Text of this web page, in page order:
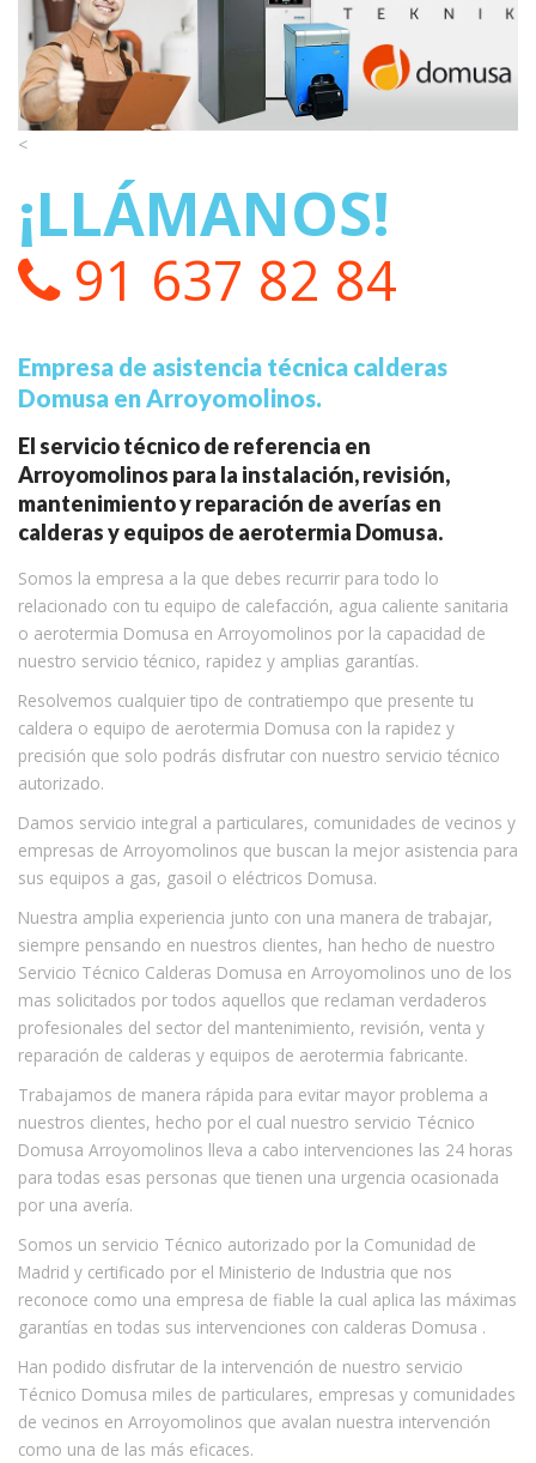
<
¡LLÁMANOS!
91 637 82 84
Empresa de asistencia técnica calderas
Domusa en Arroyomolinos.
El servicio técnico de referencia en
Arroyomolinos para la instalación, revisión,
mantenimiento y reparación de averías en
calderas y equipos de aerotermia Domusa.
Somos la empresa a la que debes recurrir para todo lo
relacionado con tu equipo de calefacción, agua caliente sanitaria
o aerotermia Domusa en Arroyomolinos por la capacidad de
nuestro servicio técnico, rapidez y amplias garantías.
Resolvemos cualquier tipo de contratiempo que presente tu
caldera o equipo de aerotermia Domusa con la rapidez y
precisión que solo podrás disfrutar con nuestro servicio técnico
autorizado.
Damos servicio integral a particulares, comunidades de vecinos y
empresas de Arroyomolinos que buscan la mejor asistencia para
sus equipos a gas, gasoil o eléctricos Domusa.
Nuestra amplia experiencia junto con una manera de trabajar,
siempre pensando en nuestros clientes, han hecho de nuestro
Servicio Técnico Calderas Domusa en Arroyomolinos uno de los
mas solicitados por todos aquellos que reclaman verdaderos
profesionales del sector del mantenimiento, revisión, venta y
reparación de calderas y equipos de aerotermia fabricante.
Trabajamos de manera rápida para evitar mayor problema a
nuestros clientes, hecho por el cual nuestro servicio Técnico
Domusa Arroyomolinos lleva a cabo intervenciones las 24 horas
para todas esas personas que tienen una urgencia ocasionada
por una avería.
Somos un servicio Técnico autorizado por la Comunidad de
Madrid y certificado por el Ministerio de Industria que nos
reconoce como una empresa de fiable la cual aplica las máximas
garantías en todas sus intervenciones con calderas Domusa .
Han podido disfrutar de la intervención de nuestro servicio
Técnico Domusa miles de particulares, empresas y comunidades
de vecinos en Arroyomolinos que avalan nuestra intervención
como una de las más eficaces.